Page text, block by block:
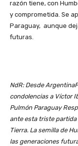
razón tiene, con
y comprometida. Se
Paraguay, aunque
futuras.
NdR: Desde
condolencias a Víctor
Pulmón Paraguay
ante esta triste partida
Tierra. La semilla de
las generaciones